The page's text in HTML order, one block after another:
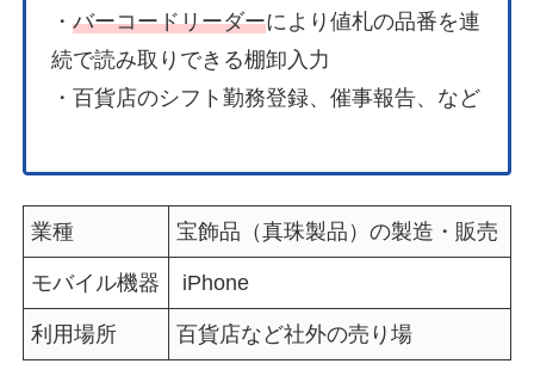
・ バーコードリーダーにより値札の品番を連
続で読み取りできる棚卸入力
・百貨店のシフト勤務登録、催事報告、など
業種 宝飾品（真珠製品）の製造・販売
モバイル機器 iPhone
利用場所 百貨店など社外の売り場